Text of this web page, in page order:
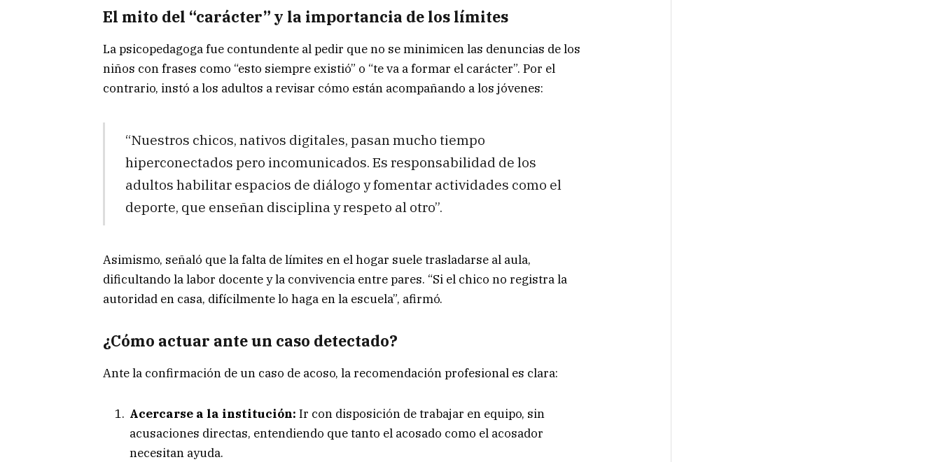
El mito del “carácter” y la importancia de los límites
La psicopedagoga fue contundente al pedir que no se minimicen las denuncias de los
niños con frases como “esto siempre existió” o “te va a formar el carácter”. Por el
contrario, instó a los adultos a revisar cómo están acompañando a los jóvenes:
“Nuestros chicos, nativos digitales, pasan mucho tiempo
hiperconectados pero incomunicados. Es responsabilidad de los
adultos habilitar espacios de diálogo y fomentar actividades como el
deporte, que enseñan disciplina y respeto al otro”.
Asimismo, señaló que la falta de límites en el hogar suele trasladarse al aula,
dificultando la labor docente y la convivencia entre pares. “Si el chico no registra la
autoridad en casa, difícilmente lo haga en la escuela”, afirmó.
¿Cómo actuar ante un caso detectado?
Ante la confirmación de un caso de acoso, la recomendación profesional es clara:
Acercarse a la institución: Ir con disposición de trabajar en equipo, sin
acusaciones directas, entendiendo que tanto el acosado como el acosador
necesitan ayuda.